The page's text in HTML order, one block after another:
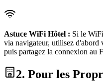
Astuce WiFi Hôtel : Si le
via navigateur, utilisez d'abord
puis partagez la connexion au
2. Pour les